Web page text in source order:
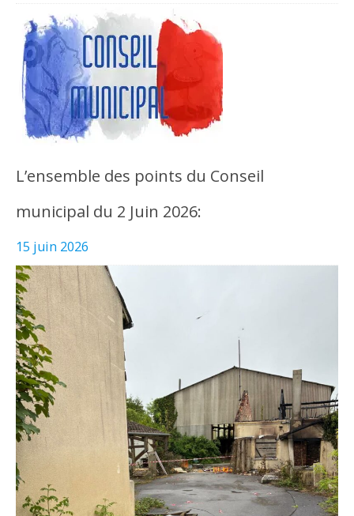
L’ensemble des points du Conseil
municipal du 2 Juin 2026:
15 juin 2026